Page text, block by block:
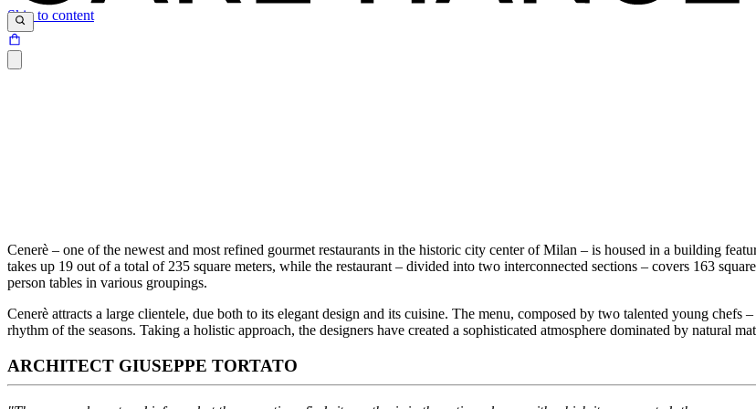
Skip to content
Cenerè – one of the newest and most refined gourmet restaurants in the historic city center of Milan – is housed in a building
takes up 19 out of a total of 235 square meters, while the restaurant – divided into two interconnected sections – covers 163
person tables in various groupings.
Cenerè attracts a large clientele, due both to its elegant design and its cuisine. The menu, composed by two talented young
rhythm of the seasons. Taking a holistic approach, the designers have created a sophisticated atmosphere dominated by natural
ARCHITECT GIUSEPPE TORTATO